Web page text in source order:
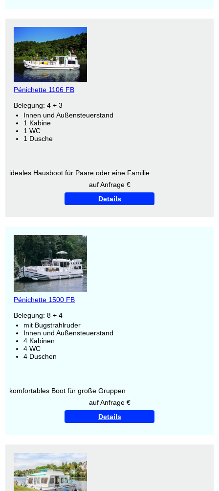
Pénichette 1106 FB
Belegung: 4 + 3
Innen und Außensteuerstand
1 Kabine
1 WC
1 Dusche
ideales Hausboot für Paare oder eine Familie
auf Anfrage €
Details
Pénichette 1500 FB
Belegung: 8 + 4
mit Bugstrahlruder
Innen und Außensteuerstand
4 Kabinen
4 WC
4 Duschen
komfortables Boot für große Gruppen
auf Anfrage €
Details